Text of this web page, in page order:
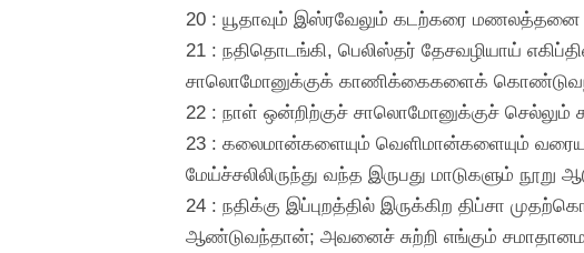
20 : யூதாவும் இஸ்ரவேலும் கடற்கரை மணலத்தனை
21 : நதிதொடங்கி, பெலிஸ்தர் தேசவழியாய்
சாலொமோனுக்குக் காணிக்கைகளைக்
22 : நாள் ஒன்றிற்குச் சாலொமோனுக்குச் செல்லும்
23 : கலைமான்களையும் வெளிமான்களையும்
மேய்ச்சலிலிருந்து வந்த இருபது மாடுகளும் நூறு
24 : நதிக்கு இப்புறத்தில் இருக்கிற திப்சா
ஆண்டுவந்தான்; அவனைச் சுற்றி எங்கும்